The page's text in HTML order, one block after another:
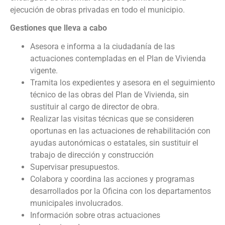
ejecución de obras privadas en todo el municipio.
Gestiones que lleva a cabo
Asesora e informa a la ciudadanía de las
actuaciones contempladas en el Plan de Vivienda
vigente.
Tramita los expedientes y asesora en el seguimiento
técnico de las obras del Plan de Vivienda, sin
sustituir al cargo de director de obra.
Realizar las visitas técnicas que se consideren
oportunas en las actuaciones de rehabilitación con
ayudas autonómicas o estatales, sin sustituir el
trabajo de dirección y construcción
Supervisar presupuestos.
Colabora y coordina las acciones y programas
desarrollados por la Oficina con los departamentos
municipales involucrados.
Información sobre otras actuaciones